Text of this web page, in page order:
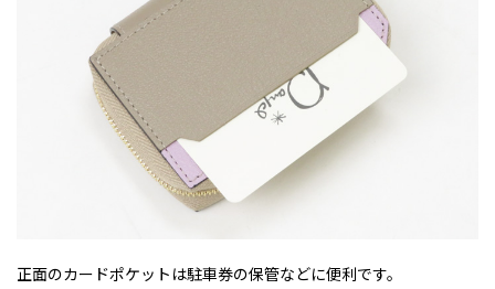
正面のカードポケットは駐車券の保管などに便利です。